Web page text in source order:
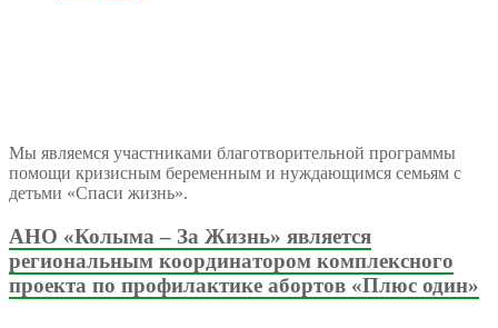
Мы являемся участниками благотворительной программы
помощи кризисным беременным и нуждающимся семьям с
детьми «Спаси жизнь».
АНО «Колыма – За Жизнь» является
региональным координатором комплексного
проекта по профилактике абортов «Плюс один»